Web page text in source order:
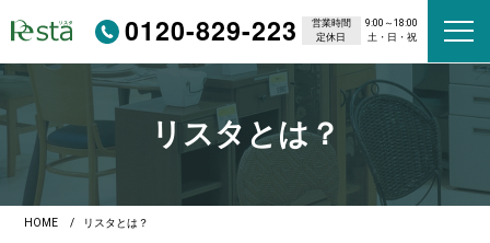
0120-829-223 営業時間
9:00～18:00
定休日
土・日・祝
リスタとは？
HOME リスタとは？